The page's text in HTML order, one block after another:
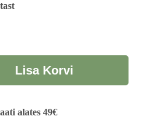
Lisa Korvi
alates 49€